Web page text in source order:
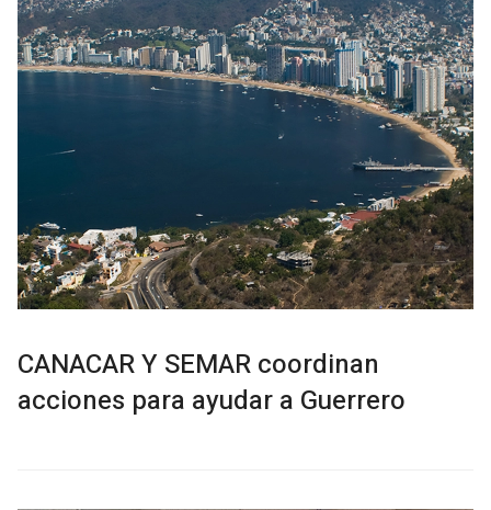
CANACAR Y SEMAR coordinan
acciones para ayudar a Guerrero